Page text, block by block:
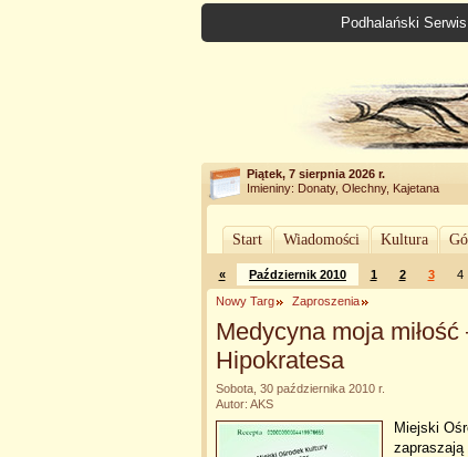
Podhalański
Piątek, 7 sierpnia 2026 r.
Imieniny: Donaty, Olechny, Kajetana
Start Wiadomości Kultura
« Październik 2010 1 2 3 4
Nowy Targ Zaproszenia
Medycyna moja
Hipokratesa
Sobota, 30 października 2010 r.
Autor: AKS
Miejski
zapraszają